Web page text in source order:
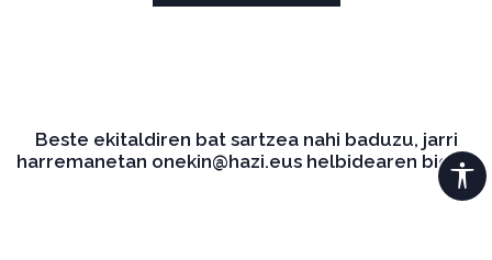
Beste ekitaldiren bat sartzea nahi baduzu, jarri
harremanetan onekin@hazi.eus helbidearen bidez.